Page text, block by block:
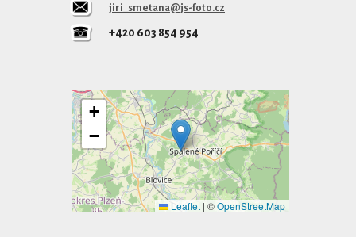
jiri_smetana@js-foto.cz
+420 603 854 954